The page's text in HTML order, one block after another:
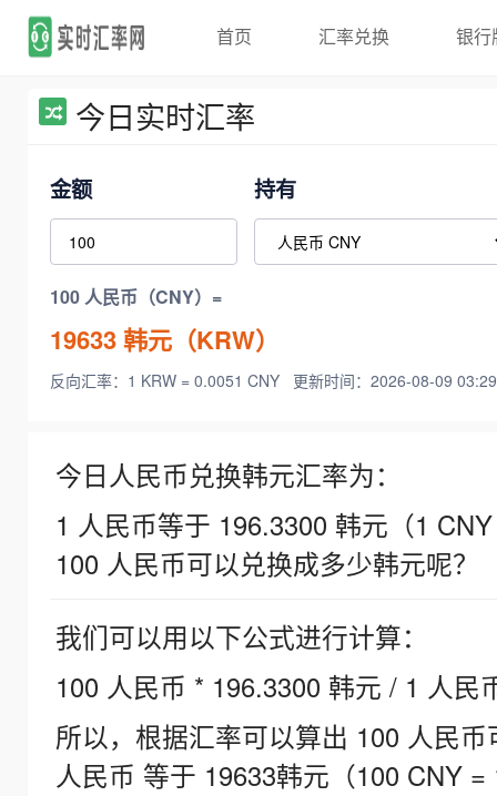
首页 汇率兑换 银行
今日实时汇率
金额 持有
100 人民币（CNY）=
19633韩元（KRW）
反向汇率：1 KRW = 0.0051 CNY 更新时间：2026-08-09
今日人民币兑换韩元汇率为：
1 人民币等于 196.3300 韩元（1
100 人民币可以兑换成多少韩元呢？
我们可以用以下公式进行计算：
100 人民币 * 196.3300 韩元 / 1 人民
所以，根据汇率可以算出 100 人民
人民币 等于 19633韩元（100 CNY =